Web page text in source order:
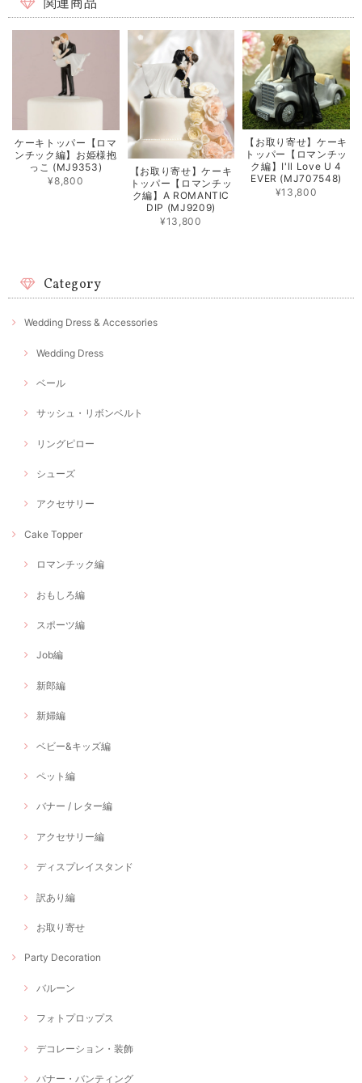
関連商品
ケーキトッパー【ロマ
ンチック編】お姫様抱
っこ (MJ9353)
¥8,800
【お取り寄せ】ケーキ
トッパー【ロマンチッ
ク編】A ROMANTIC
DIP (MJ9209)
¥13,800
【お取り寄せ】ケーキ
トッパー【ロマンチッ
ク編】I'll Love U 4
EVER (MJ707548)
¥13,800
Category
Wedding Dress & Accessories
Wedding Dress
ベール
サッシュ・リボンベルト
リングピロー
シューズ
アクセサリー
Cake Topper
ロマンチック編
おもしろ編
スポーツ編
Job編
新郎編
新婦編
ベビー&キッズ編
ペット編
バナー / レター編
アクセサリー編
ディスプレイスタンド
訳あり編
お取り寄せ
Party Decoration
バルーン
フォトプロップス
デコレーション・装飾
バナー・バンティング